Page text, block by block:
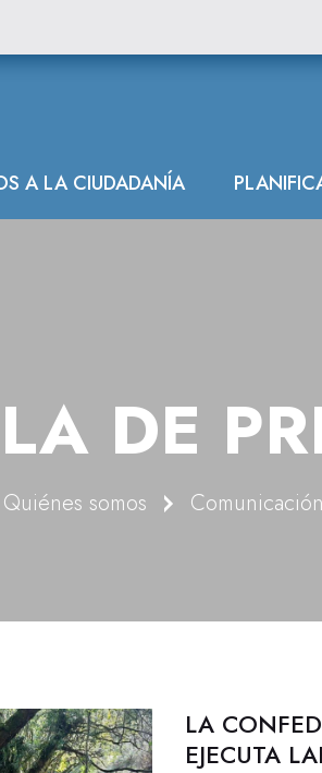
A LA CIUDADANÍA
DE
Quiénes somos Comunicación
LA
EJECUTA